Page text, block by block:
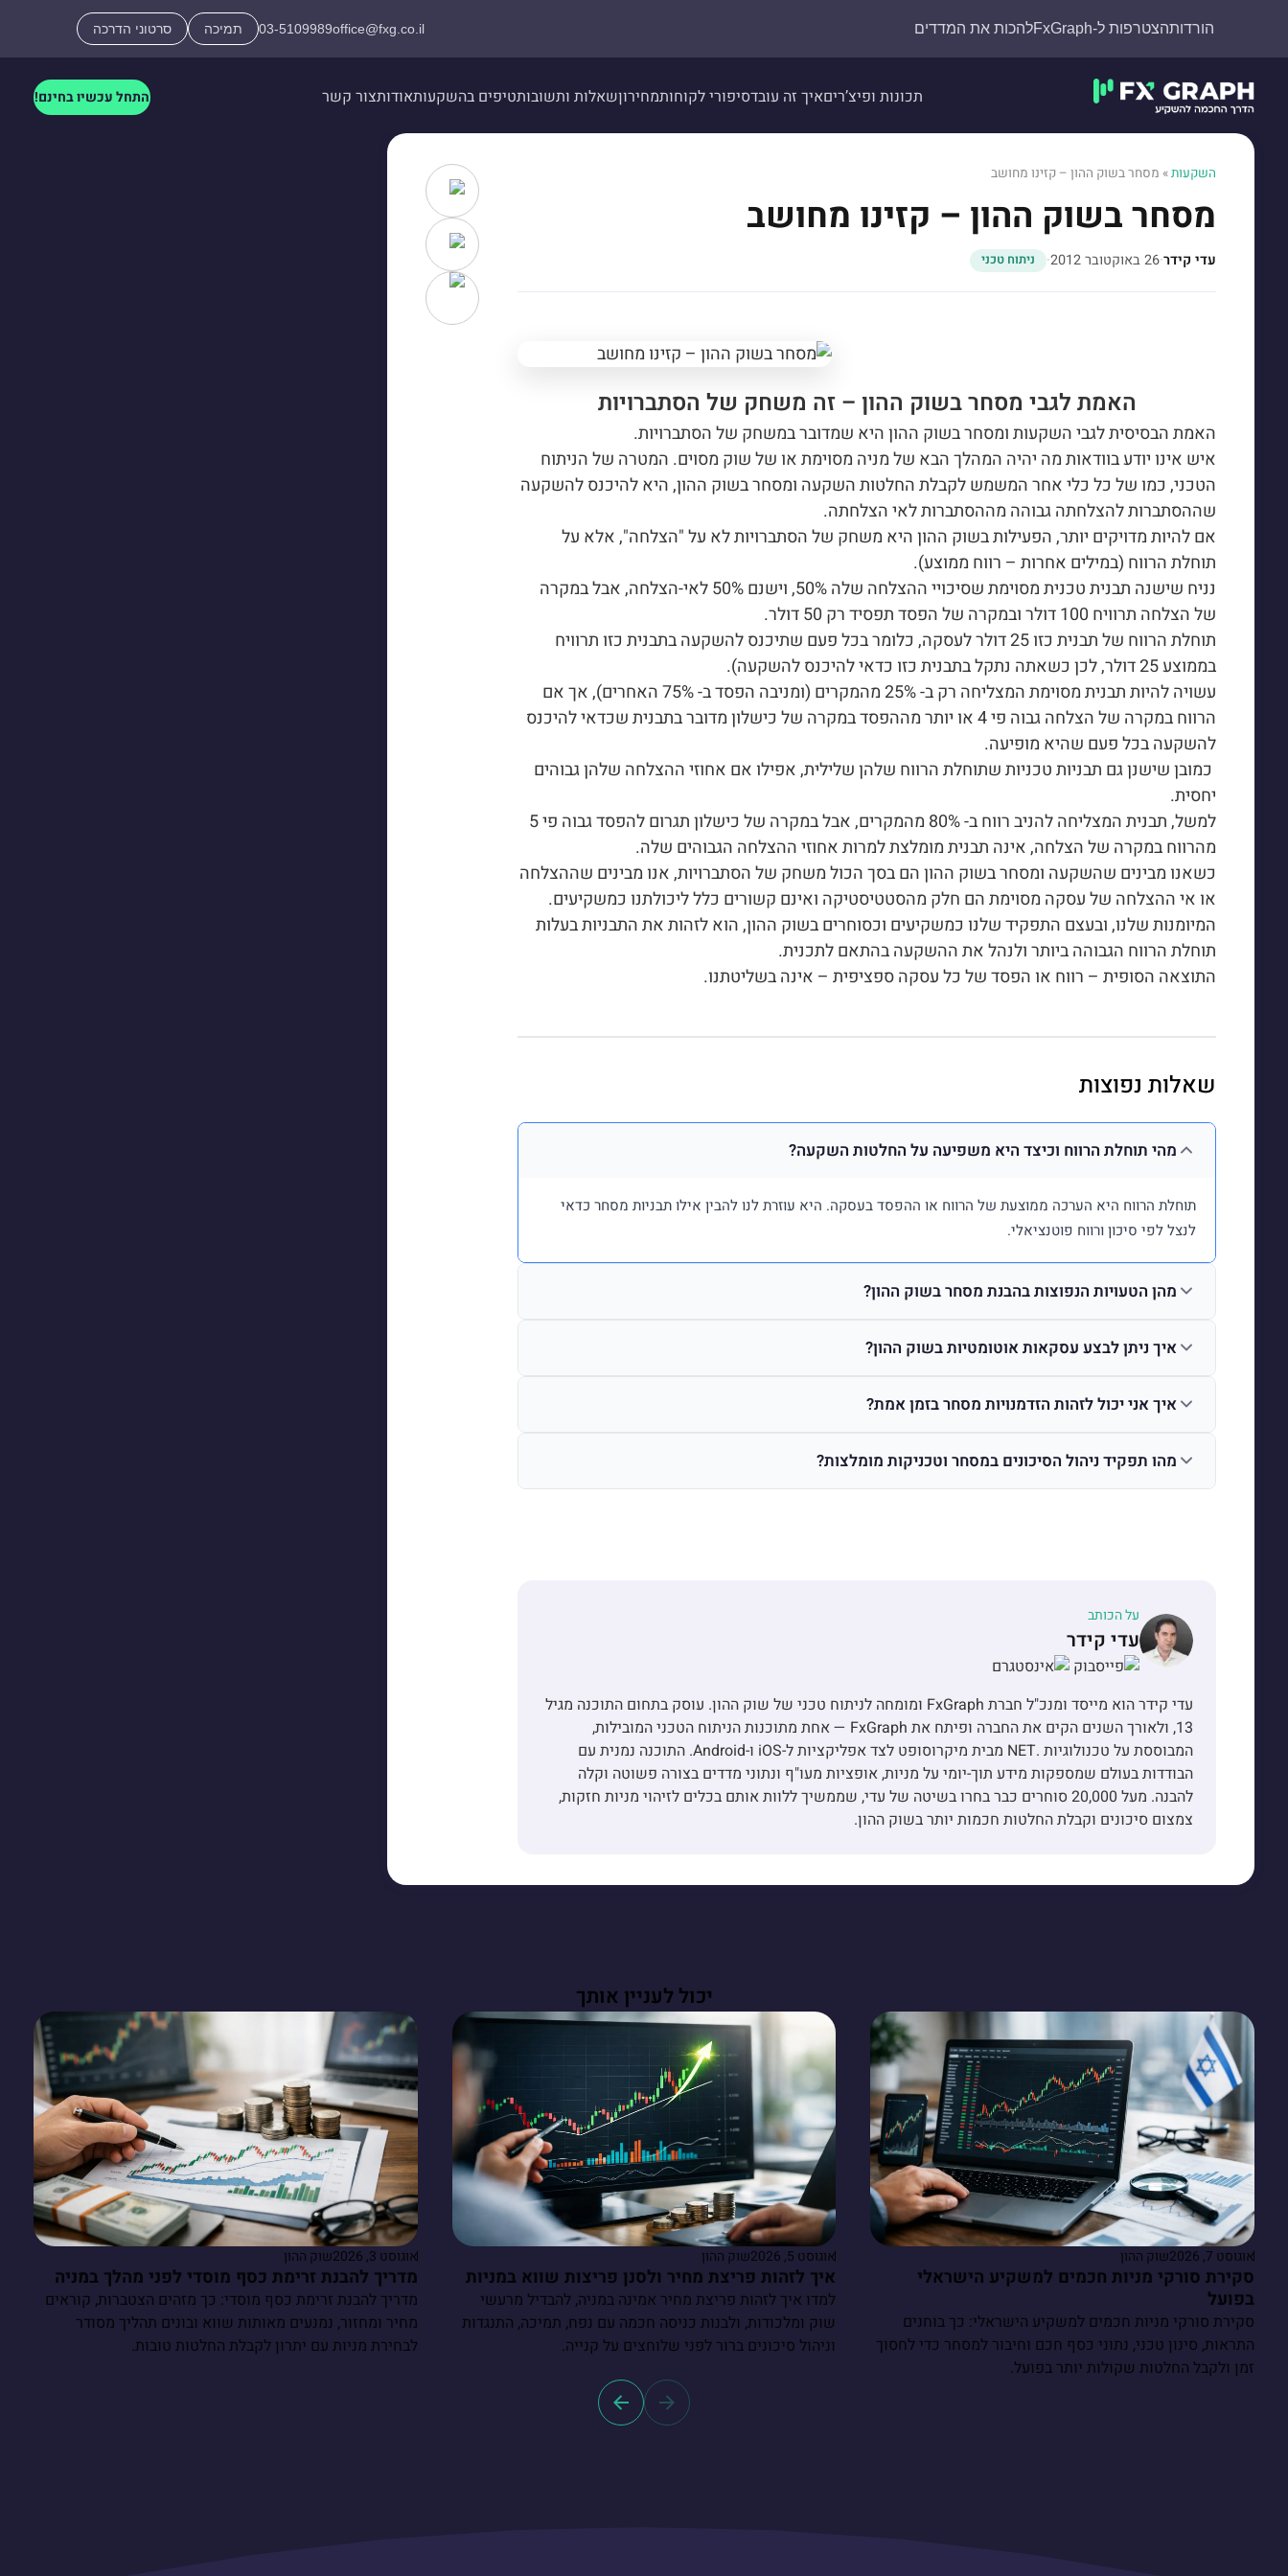
הורדותהצטרפות ל-FxGraph להכות את המדדים office@fxg.co.il
03-5109989 תמיכה סרטוני הדרכה
תכונות ופיצ’ריםאיך זה עובדסיפורי לקוחותמחירוןשאלות ותשובותטיפים בהשקעותאודותצור קשר התחל עכשיו בחינם!
השקעות» מסחר בשוק ההון – קזינו מחושב
מסחר בשוק ההון – קזינו מחושב
עדי קידר·26 באוקטובר 2012 · ניתוח טכני
האמת לגבי מסחר בשוק ההון – זה משחק של הסתברויות
האמת הבסיסית לגבי השקעות ומסחר בשוק ההון היא שמדובר במשחק של הסתברויות.
איש אינו יודע בוודאות מה יהיה המהלך הבא של מניה מסוימת או של שוק מסוים. המטרה של הניתוח
הטכני, כמו של כל כלי אחר המשמש לקבלת החלטות השקעה ומסחר בשוק ההון, היא להיכנס להשקעה
שההסתברות להצלחתה גבוהה מההסתברות לאי הצלחתה.
אם להיות מדויקים יותר, הפעילות בשוק ההון היא משחק של הסתברויות לא על "הצלחה", אלא על
תוחלת הרווח (במילים אחרות – רווח ממוצע).
נניח שישנה תבנית טכנית מסוימת שסיכויי ההצלחה שלה 50%, וישנם 50% לאי-הצלחה, אבל במקרה
של הצלחה תרוויח 100 דולר ובמקרה של הפסד תפסיד רק 50 דולר.
תוחלת הרווח של תבנית כזו 25 דולר לעסקה, כלומר בכל פעם שתיכנס להשקעה בתבנית כזו תרוויח
בממוצע 25 דולר, לכן כשאתה נתקל בתבנית כזו כדאי להיכנס להשקעה).
עשויה להיות תבנית מסוימת המצליחה רק ב- 25% מהמקרים (ומניבה הפסד ב- 75% האחרים), אך אם
הרווח במקרה של הצלחה גבוה פי 4 או יותר מההפסד במקרה של כישלון מדובר בתבנית שכדאי להיכנס
להשקעה בכל פעם שהיא מופיעה.
כמובן שישנן גם תבניות טכניות שתוחלת הרווח שלהן שלילית, אפילו אם אחוזי ההצלחה שלהן גבוהים
יחסית.
למשל, תבנית המצליחה להניב רווח ב- 80% מהמקרים, אבל במקרה של כישלון תגרום להפסד גבוה פי 5
מהרווח במקרה של הצלחה, אינה תבנית מומלצת למרות אחוזי ההצלחה הגבוהים שלה.
כשאנו מבינים שהשקעה ומסחר בשוק ההון הם בסך הכול משחק של הסתברויות, אנו מבינים שההצלחה
או אי ההצלחה של עסקה מסוימת הם חלק מהסטטיסטיקה ואינם קשורים כלל ליכולתנו כמשקיעים.
המיומנות שלנו, ובעצם התפקיד שלנו כמשקיעים וכסוחרים בשוק ההון, הוא לזהות את התבניות בעלות
תוחלת הרווח הגבוהה ביותר ולנהל את ההשקעה בהתאם לתכנית.
התוצאה הסופית – רווח או הפסד של כל עסקה ספציפית – אינה בשליטתנו.
שאלות נפוצות
מהי תוחלת הרווח וכיצד היא משפיעה על החלטות השקעה?
תוחלת הרווח היא הערכה ממוצעת של הרווח או ההפסד בעסקה. היא עוזרת לנו להבין אילו תבניות מסחר כדאי
לנצל לפי סיכון ורווח פוטנציאלי.
מהן הטעויות הנפוצות בהבנת מסחר בשוק ההון?
איך ניתן לבצע עסקאות אוטומטיות בשוק ההון?
איך אני יכול לזהות הזדמנויות מסחר בזמן אמת?
מהו תפקיד ניהול הסיכונים במסחר וטכניקות מומלצות?
על הכותב
עדי קידר
עדי קידר הוא מייסד ומנכ"ל חברת FxGraph ומומחה לניתוח טכני של שוק ההון. עוסק בתחום התוכנה מגיל
13, ולאורך השנים הקים את החברה ופיתח את FxGraph — אחת מתוכנות הניתוח הטכני המובילות,
המבוססת על טכנולוגיות .NET מבית מיקרוסופט לצד אפליקציות ל-iOS ו-Android. התוכנה נמנית עם
הבודדות בעולם שמספקות מידע תוך-יומי על מניות, אופציות מעו"ף ונתוני מדדים בצורה פשוטה וקלה
להבנה. מעל 20,000 סוחרים כבר בחרו בשיטה של עדי, שממשיך ללוות אותם בכלים לזיהוי מניות חזקות,
צמצום סיכונים וקבלת החלטות חכמות יותר בשוק ההון.
יכול לעניין אותך
אוגוסט 7, 2026 שוק ההון
סקירת סורקי מניות חכמים למשקיע הישראלי
בפועל
סקירת סורקי מניות חכמים למשקיע הישראלי: כך בוחנים
התראות, סינון טכני, נתוני כסף חכם וחיבור למסחר כדי לחסוך
זמן ולקבל החלטות שקולות יותר בפועל.
אוגוסט 5, 2026 שוק ההון
איך לזהות פריצת מחיר ולסנן פריצות שווא במניות
למדו איך לזהות פריצת מחיר אמינה במניה, להבדיל מרעשי
שוק ומלכודות, ולבנות כניסה חכמה עם נפח, תמיכה, התנגדות
וניהול סיכונים ברור לפני שלוחצים על קנייה.
אוגוסט 3, 2026 שוק ההון
מדריך להבנת זרימת כסף מוסדי לפני מהלך במניה
מדריך להבנת זרימת כסף מוסדי: כך מזהים הצטברות, קוראים
מחיר ומחזור, נמנעים מאותות שווא ובונים תהליך מסודר
לבחירת מניות עם יתרון לקבלת החלטות טובות.